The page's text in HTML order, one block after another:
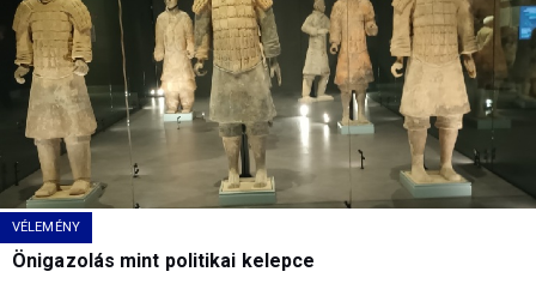
VÉLEMÉNY
Önigazolás mint politikai kelepce